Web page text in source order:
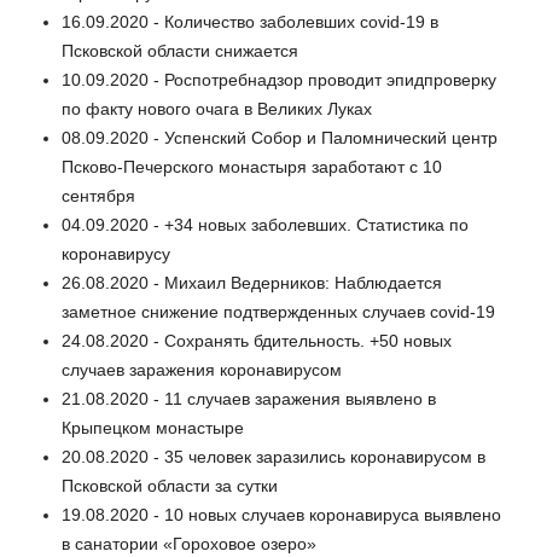
16.09.2020 - Количество заболевших covid-19 в
Псковской области снижается
10.09.2020 - Роспотребнадзор проводит эпидпроверку
по факту нового очага в Великих Луках
08.09.2020 - Успенский Собор и Паломнический центр
Псково-Печерского монастыря заработают с 10
сентября
04.09.2020 - +34 новых заболевших. Статистика по
коронавирусу
26.08.2020 - Михаил Ведерников: Наблюдается
заметное снижение подтвержденных случаев covid-19
24.08.2020 - Сохранять бдительность. +50 новых
случаев заражения коронавирусом
21.08.2020 - 11 случаев заражения выявлено в
Крыпецком монастыре
20.08.2020 - 35 человек заразились коронавирусом в
Псковской области за сутки
19.08.2020 - 10 новых случаев коронавируса выявлено
в санатории «Гороховое озеро»